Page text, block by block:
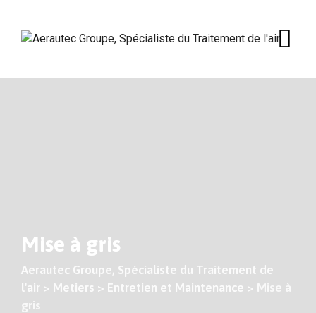
content
Mise à gris
Aerautec Groupe, Spécialiste du Traitement de
l'air > Metiers > Entretien et Maintenance > Mise à
gris